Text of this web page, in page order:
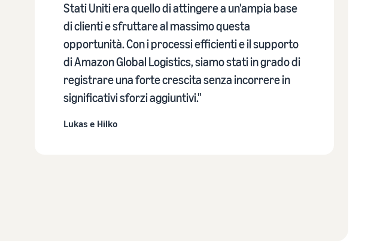
Stati Uniti era quello di attingere a un'ampia base
di clienti e sfruttare al massimo questa
opportunità. Con i processi efficienti e il supporto
di Amazon Global Logistics, siamo stati in grado di
registrare una forte crescita senza incorrere in
significativi sforzi aggiuntivi."
Lukas e Hilko